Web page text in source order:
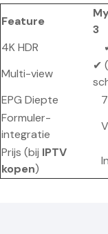
Feature
3
4K HDR
Multi-view
✔
EPG Diepte
Formuler-
integratie
Prijs (bij IPTV
kopen)